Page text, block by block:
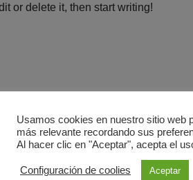
or delete it, then start writing!
Usamos cookies en nuestro sitio web
más relevante recordando sus
Al hacer clic en "Aceptar", acepta el
Configuración de coolies Aceptar